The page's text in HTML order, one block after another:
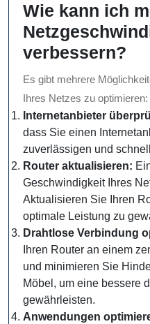
Wie kann ich
verbessern?
Es gibt mehrere
Ihres Netzes zu optimieren:
Internetanbieter
dass Sie einen
zuverlässigen und
Router aktualisieren:
Geschwindigkeit Ihres
Aktualisieren Sie Ihren
optimale Leistung zu
Drahtlose Verbindung
Ihren Router an einem
und minimieren Sie
Möbel, um eine bessere
gewährleisten.
Anwendungen